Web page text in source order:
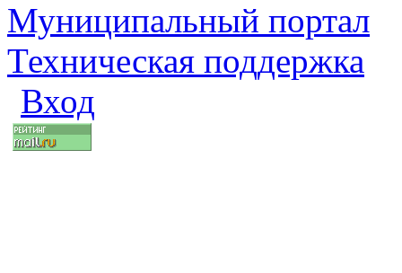
Муниципальный портал
Техническая поддержка
Вход